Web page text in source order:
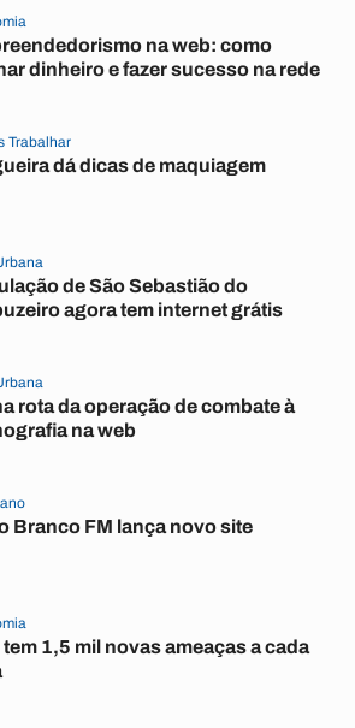
na web: como
dinheiro e fazer sucesso na rede
Trabalhar
dá dicas de maquiagem
de São Sebastião do
agora tem internet grátis
rota da operação de combate à
na web
Branco FM lança novo site
tem 1,5 mil novas ameaças a cada